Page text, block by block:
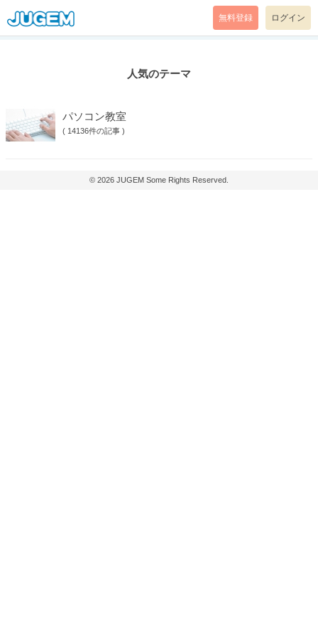
無料登録 ログイン
人気のテーマ
パソコン教室
( 14136件の記事 )
© 2026 JUGEM Some Rights Reserved.